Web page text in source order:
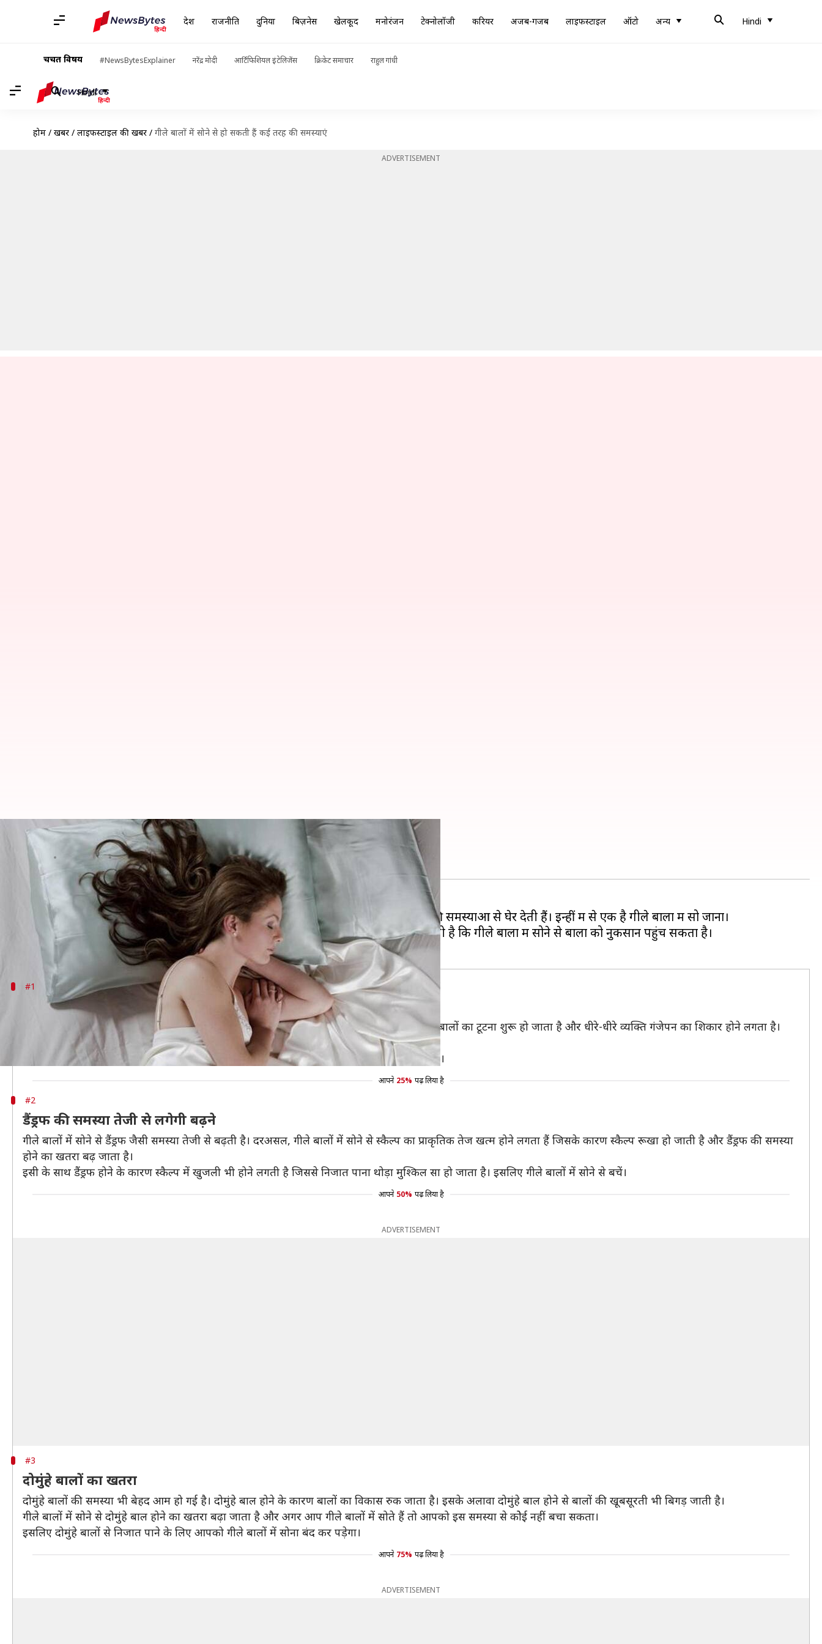
देश राजनीति दुनिया बिज़नेस खेलकूद मनोरंजन टेक्नोलॉजी करियर अजब-गजब लाइफस्टाइल ऑटो अन्य Hindi
चर्चित विषय #NewsBytesExplainer नरेंद्र मोदी आर्टिफिशियल इंटेलिजेंस क्रिकेट समाचार राहुल गांधी
Hindi
होम / खबरें / लाइफस्टाइल की खबरें / गीले बालों में सोने से हो सकती हैं कई तरह की समस्याएं
ADVERTISEMENT
गीले बालों में सोने से हो सकती हैं कई तरह की समस्याएं
अंजली Aug 16, 2020 09:02 pm
लंबे, काले और घने बालों की चाहत हर किसी को होती है, लेकिन कुछ आदतें बालों को तरह-तरह की समस्याओं से घेर देती हैं। इन्हीं में से एक है गीले बालों में सो जाना।
कई लोगों को गीले बालों में ही सोने की आदत होती है। हालांकि उन्हें इस बात की जानकारी नहीं होती है कि गीले बालों में सोने से बालों को नुकसान पहुंच सकता है।
#1
धीरे-धीरे हो जाएंगे गंजेपन के शिकार
गीले बालों में सोने से स्कैल्प में फंगल और बैक्टीरियल इंफेक्शन होने का खतरा बढ़ जाता है जिसके कारण बालों का टूटना शुरू हो जाता है और धीरे-धीरे व्यक्ति गंजेपन का शिकार होने लगता है।
इसलिए गीले बालों में सोने की आदत से जल्द से जल्द छुटकारा पाने की कोशिश करें।
इसके अलावा नियमित रूप से अपनी कंघी को भी धोते रहें, वरना उससे भी स्कैल्प में इंफेक्शन हो सकता है।
आपने 25% पढ़ लिया है
#2
डैंड्रफ की समस्या तेजी से लगेगी बढ़ने
गीले बालों में सोने से डैंड्रफ जैसी समस्या तेजी से बढ़ती है। दरअसल, गीले बालों में सोने से स्कैल्प का प्राकृतिक तेज खत्म होने लगता हैं जिसके कारण स्कैल्प रूखा हो जाती है और डैंड्रफ की समस्या
होने का खतरा बढ़ जाता है।
इसी के साथ डैंड्रफ होने के कारण स्कैल्प में खुजली भी होने लगती है जिससे निजात पाना थोड़ा मुश्किल सा हो जाता है। इसलिए गीले बालों में सोने से बचें।
आपने 50% पढ़ लिया है
ADVERTISEMENT
#3
दोमुंहे बालों का खतरा
दोमुंहे बालों की समस्या भी बेहद आम हो गई है। दोमुंहे बाल होने के कारण बालों का विकास रुक जाता है। इसके अलावा दोमुंहे बाल होने से बालों की खूबसूरती भी बिगड़ जाती है।
गीले बालों में सोने से दोमुंहे बाल होने का खतरा बढ़ा जाता है और अगर आप गीले बालों में सोते हैं तो आपको इस समस्या से कोेई नहीं बचा सकता।
इसलिए दोमुंहे बालों से निजात पाने के लिए आपको गीले बालों में सोना बंद कर पड़ेगा।
आपने 75% पढ़ लिया है
ADVERTISEMENT